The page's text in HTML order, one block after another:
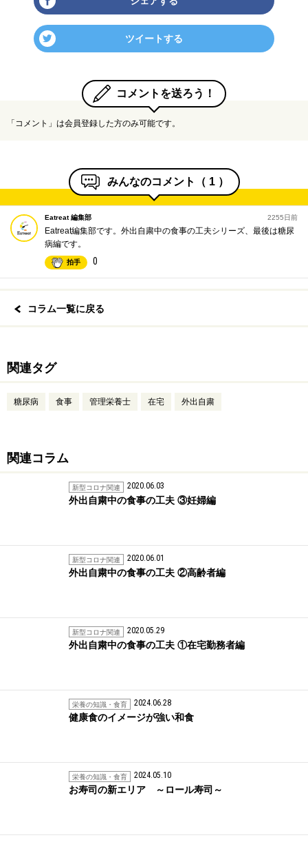
ツイートする
コメントを送ろう！
「コメント」は会員登録した方のみ可能です。
みんなのコメント（ 1 ）
Eatreat 編集部 2255日前
Eatreat編集部です。外出自粛中の食事の工夫シリーズ、最後は糖尿
病編です。
拍手 0
コラム一覧に戻る
関連タグ
糖尿病 食事 管理栄養士 在宅 外出自粛
関連コラム
新型コロナ関連 2020.06.03
外出自粛中の食事の工夫 ③妊婦編
新型コロナ関連 2020.06.01
外出自粛中の食事の工夫 ②高齢者編
新型コロナ関連 2020.05.29
外出自粛中の食事の工夫 ①在宅勤務者編
栄養の知識・食育 2024.06.28
健康食のイメージが強い和食
栄養の知識・食育 2024.05.10
お寿司の新エリア ～ロール寿司～